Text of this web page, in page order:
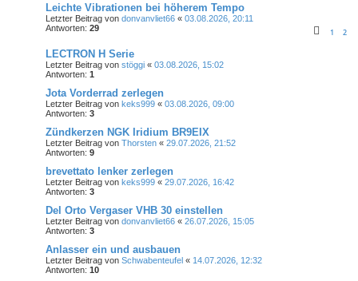
Leichte Vibrationen bei höherem Tempo
Letzter Beitrag von donvanvliet66 « 03.08.2026, 20:11
Antworten: 29 1 2
LECTRON H Serie
Letzter Beitrag von stöggi « 03.08.2026, 15:02
Antworten: 1
Jota Vorderrad zerlegen
Letzter Beitrag von keks999 « 03.08.2026, 09:00
Antworten: 3
Zündkerzen NGK Iridium BR9EIX
Letzter Beitrag von Thorsten « 29.07.2026, 21:52
Antworten: 9
brevettato lenker zerlegen
Letzter Beitrag von keks999 « 29.07.2026, 16:42
Antworten: 3
Del Orto Vergaser VHB 30 einstellen
Letzter Beitrag von donvanvliet66 « 26.07.2026, 15:05
Antworten: 3
Anlasser ein und ausbauen
Letzter Beitrag von Schwabenteufel « 14.07.2026, 12:32
Antworten: 10